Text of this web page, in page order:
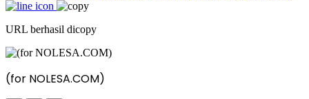
URL berhasil dicopy
(for NOLESA.COM)